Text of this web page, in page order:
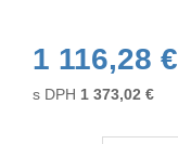
1 116,28 €
s DPH 1 373,02 €